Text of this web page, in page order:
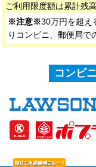
ご利用限度額は累計残
※注意※30万円を超え
りコンビニ、郵便局で
コンビ